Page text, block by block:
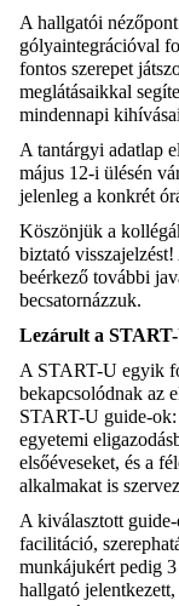
A hallgatói
gólyaintegrációval
fontos szerepet
meglátásaikkal
mindennapi
A tantárgyi adatlap
május 12-i ülésén
jelenleg a konkrét
Köszönjük a
biztató
beérkező további
becsatornázzuk.
Lezárult a
A START-U egyik
bekapcsolódnak az
START-U guide-ok:
egyetemi
elsőéveseket, és a
alkalmakat is
A kiválasztott
facilitáció,
munkájukért pedig
hallgató